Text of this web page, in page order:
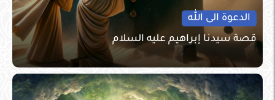
الدعوة الى الله
قصة سيدنا إبراهيم عليه السلام